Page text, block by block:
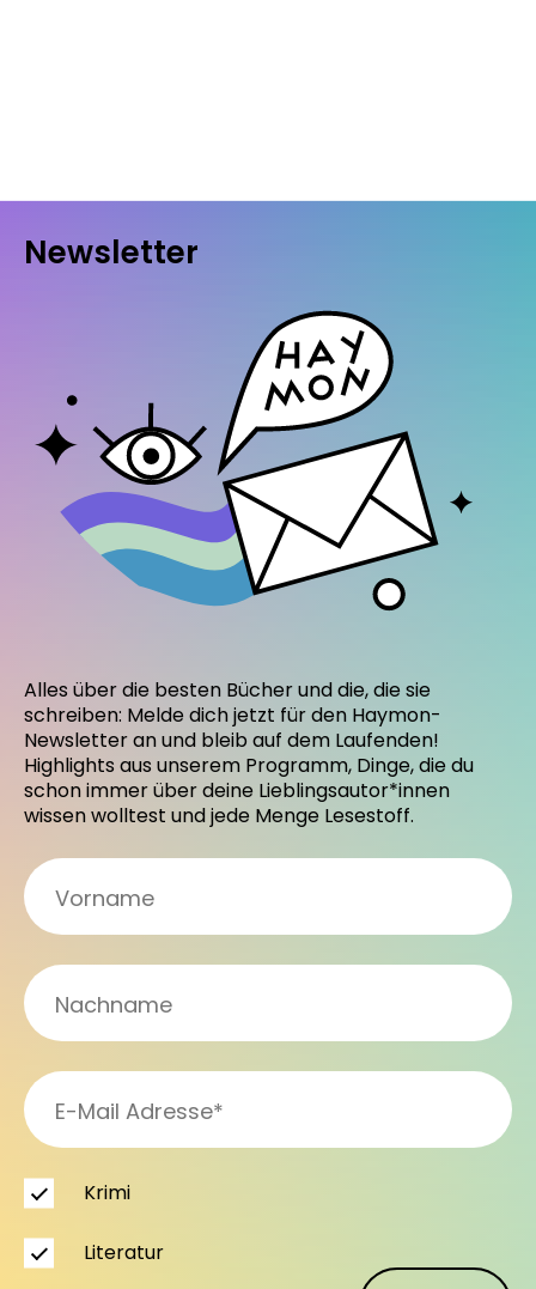
Newsletter
Alles über die besten Bücher und die, die sie
schreiben: Melde dich jetzt für den Haymon-
Newsletter an und bleib auf dem Laufenden!
Highlights aus unserem Programm, Dinge, die du
schon immer über deine Lieblingsautor*innen
wissen wolltest und jede Menge Lesestoff.
Krimi
Literatur